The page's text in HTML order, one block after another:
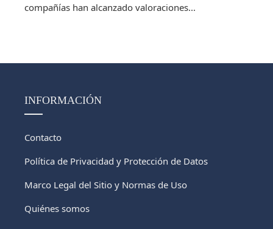
compañías han alcanzado valoraciones...
INFORMACIÓN
Contacto
Política de Privacidad y Protección de Datos
Marco Legal del Sitio y Normas de Uso
Quiénes somos